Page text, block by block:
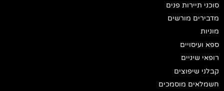
סוכני תיירות פנים
מדבירים מורשים
מוניות
ספא ועיסויים
רופאי שיניים
קבלני שיפוצים
חשמלאים מוסמכים